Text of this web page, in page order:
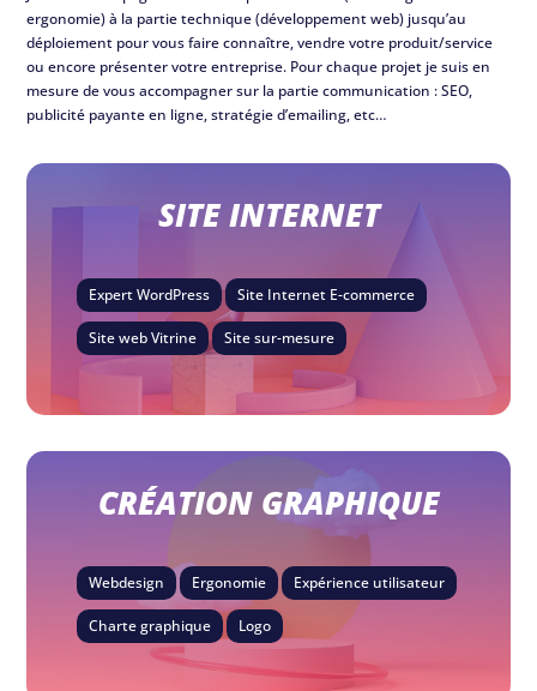
ergonomie) à la partie technique (développement web) jusqu’au
déploiement pour vous faire connaître, vendre votre produit/service
ou encore présenter votre entreprise. Pour chaque projet je suis en
mesure de vous accompagner sur la partie communication : SEO,
publicité payante en ligne, stratégie d’emailing, etc…
SITE INTERNET
Expert WordPress Site Internet E-commerce
Site web Vitrine Site sur-mesure
CRÉATION GRAPHIQUE
Webdesign Ergonomie Expérience utilisateur
Charte graphique Logo